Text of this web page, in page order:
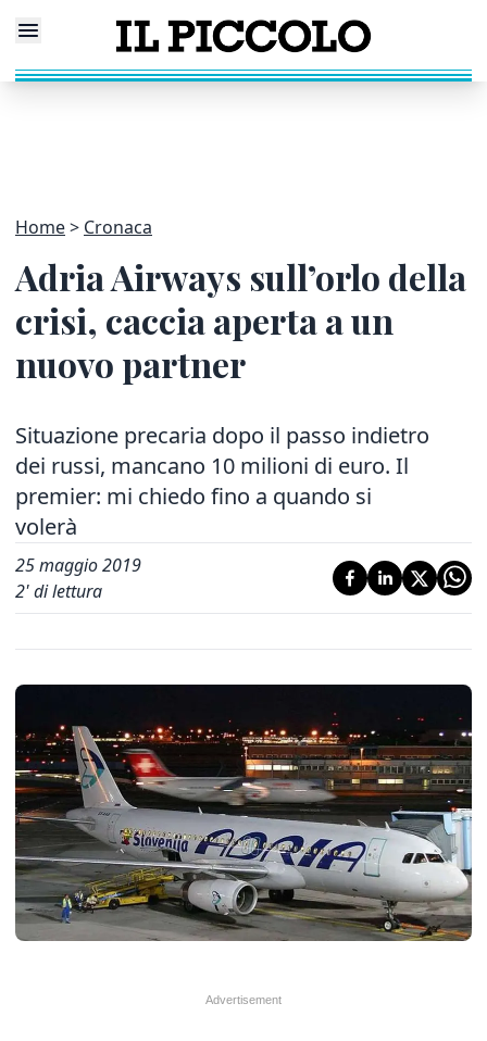
Home Cronaca
Adria Airways sull’orlo della
crisi, caccia aperta a un
nuovo partner
Situazione precaria dopo il passo indietro
dei russi, mancano 10 milioni di euro. Il
premier: mi chiedo fino a quando si
volerà
25 maggio 2019
2' di lettura